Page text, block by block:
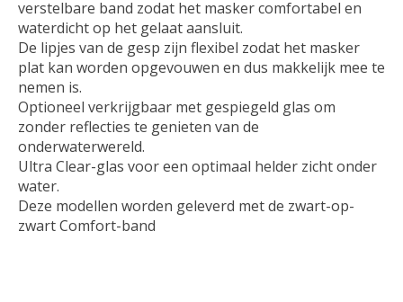
verstelbare band zodat het masker comfortabel en
waterdicht op het gelaat aansluit.
De lipjes van de gesp zijn flexibel zodat het masker
plat kan worden opgevouwen en dus makkelijk mee te
nemen is.
Optioneel verkrijgbaar met gespiegeld glas om
zonder reflecties te genieten van de
onderwaterwereld.
Ultra Clear-glas voor een optimaal helder zicht onder
water.
Deze modellen worden geleverd met de zwart-op-
zwart Comfort-band